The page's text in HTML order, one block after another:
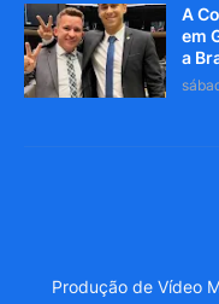
A
em
a
Produção de Vídeo